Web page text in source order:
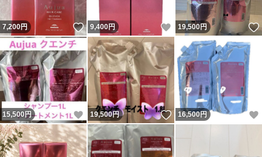
7,200円 いいね！
9,400円 いいね！
19,500円
15,500円 いいね！
19,500円 いいね！
16,500円